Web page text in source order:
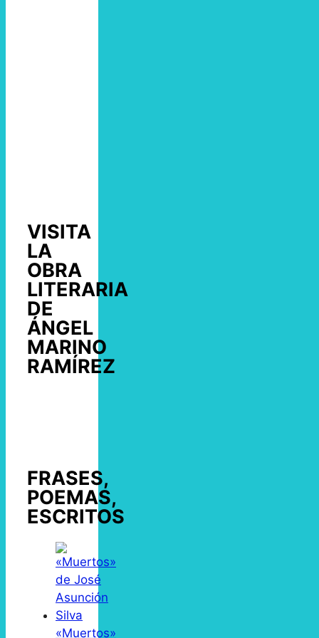
VISITA
LA
OBRA
LITERARIA
DE
ÁNGEL
MARINO
RAMÍREZ
FRASES,
POEMAS,
ESCRITOS
«Muertos»